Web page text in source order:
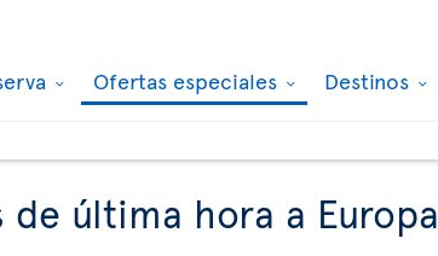
Ofertas especiales Destinos
última hora a Europa